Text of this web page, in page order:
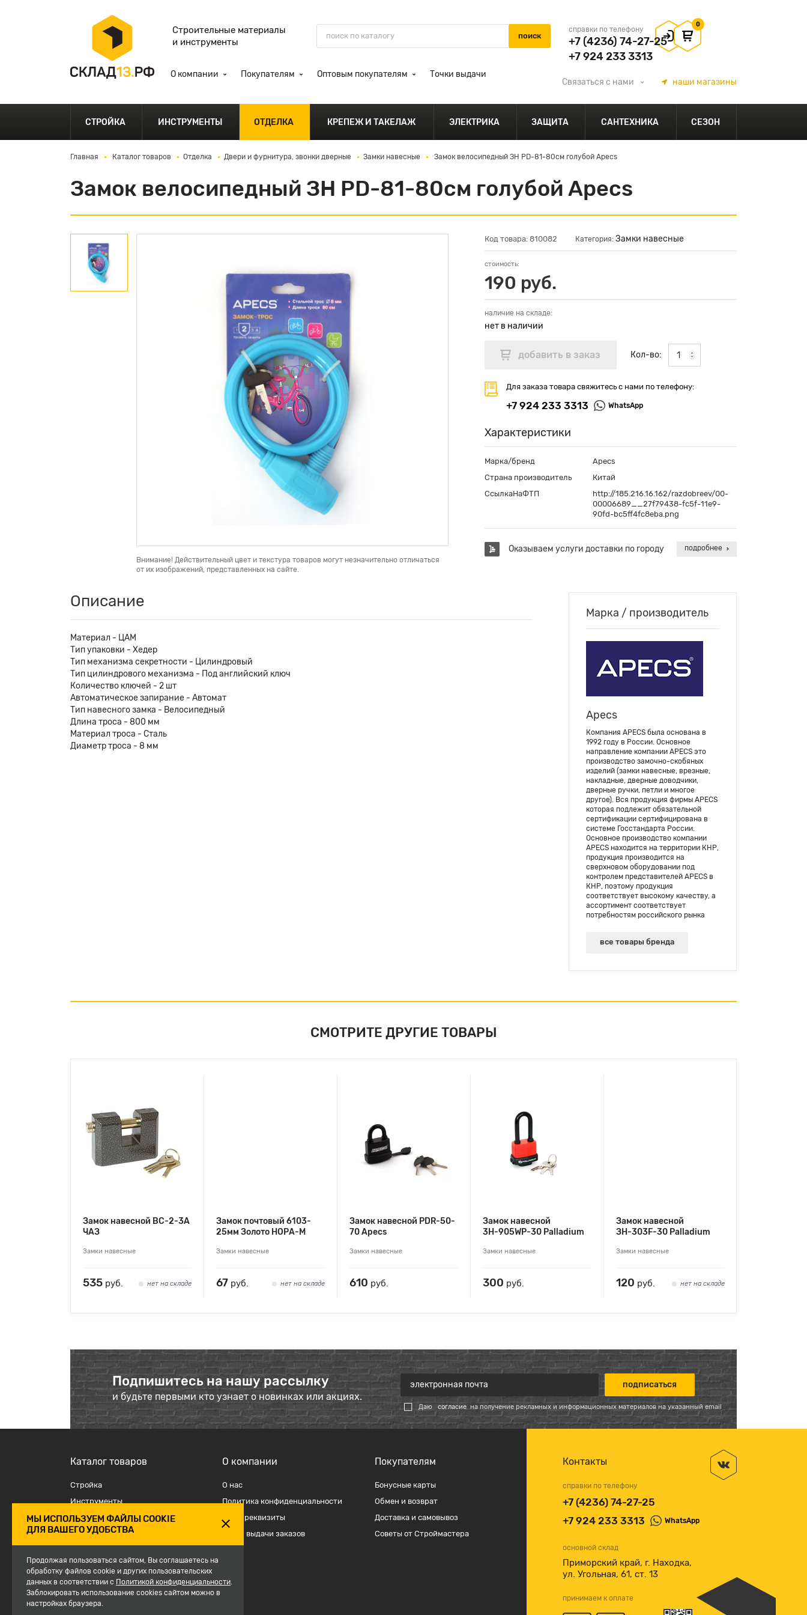
Строительные материалы
и инструменты
справки по телефону
+7 (4236) 74-27-25
+7 924 233 3313
0
О компании Покупателям Оптовым покупателям Точки выдачи
Связаться с нами наши магазины
СТРОЙКА ИНСТРУМЕНТЫ ОТДЕЛКА КРЕПЕЖ И ТАКЕЛАЖ ЭЛЕКТРИКА ЗАЩИТА САНТЕХНИКА СЕЗОН
Главная Каталог товаров Отделка Двери и фурнитура, звонки дверные Замки навесные Замок велосипедный ЗН PD-81-80см голубой Apecs
Замок велосипедный ЗН PD-81-80см голубой Apecs
Внимание! Действительный цвет и текстура товаров могут незначительно отличаться
от их изображений, представленных на сайте.
Код товара: 810082 Категория: Замки навесные
стоимость:
190 руб.
наличие на складе:
нет в наличии
Кол-во:
Для заказа товара свяжитесь с нами по телефону:
+7 924 233 3313 WhatsApp
Характеристики
Марка/бренд
Apecs
Страна производитель
Китай
СсылкаНаФТП
http://185.216.16.162/razdobreev/00-
00006689__27f79438-fc5f-11e9-
90fd-bc5ff4fc8eba.png
Оказываем услуги доставки по городу подробнее
Описание
Материал - ЦАМ
Тип упаковки - Хедер
Тип механизма секретности - Цилиндровый
Тип цилиндрового механизма - Под английский ключ
Количество ключей - 2 шт
Автоматическое запирание - Автомат
Тип навесного замка - Велосипедный
Длина троса - 800 мм
Материал троса - Сталь
Диаметр троса - 8 мм
Марка / производитель
Apecs
Компания APECS была основана в
1992 году в России. Основное
направление компании APECS это
производство замочно-скобяных
изделий (замки навесные, врезные,
накладные, дверные доводчики,
дверные ручки, петли и многое
другое). Вся продукция фирмы APECS
которая подлежит обязательной
сертификации сертифицирована в
системе Госстандарта России.
Основное производство компании
APECS находится на территории КНР,
продукция производится на
сверхновом оборудовании под
контролем представителей APECS в
КНР, поэтому продукция
соответствует высокому качеству, а
ассортимент соответствует
потребностям российского рынка
все товары бренда
СМОТРИТЕ ДРУГИЕ ТОВАРЫ
Замок навесной ВС-2-3А
ЧАЗ
Замки навесные
535 руб. нет на складе
Замок почтовый 6103-
25мм Золото НОРА-М
Замки навесные
67 руб. нет на складе
Замок навесной PDR-50-
70 Apecs
Замки навесные
610 руб.
Замок навесной
3Н-905WP-30 Palladium
Замки навесные
300 руб.
Замок навесной
ЗН-303F-30 Palladium
Замки навесные
120 руб. нет на складе
Подпишитесь на нашу рассылку
и будьте первыми кто узнает о новинках или акциях.
Даю согласие на получение рекламных и информационных материалов на указанный email
Контакты
справки по телефону
+7 (4236) 74-27-25
+7 924 233 3313
WhatsApp
основной склад
Приморский край, г. Находка,
ул. Угольная, 61, ст. 13
принимаем к оплате
Каталог товаров
Стройка
Инструменты
Отделка
Крепеж и такелаж
Средства защиты, спецодежда
Сантехника
Сезон
О компании
О наc
Политика конфиденциальности
Наши реквизиты
Точки выдачи заказов
Покупателям
Бонусные карты
Обмен и возврат
Доставка и самовывоз
Советы от Строймастера
МЫ ИСПОЛЬЗУЕМ ФАЙЛЫ COOKIE
ДЛЯ ВАШЕГО УДОБСТВА
Продолжая пользоваться сайтом, Вы соглашаетесь на
обработку файлов cookie и других пользовательских
данных в соответствии с Политикой конфиденциальности.
Заблокировать использование cookies сайтом можно в
настройках браузера.